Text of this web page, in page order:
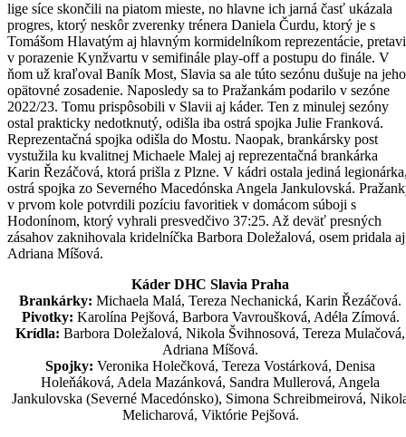
lige síce skončili na piatom mieste, no hlavne ich jarná časť ukázala
progres, ktorý neskôr zverenky trénera Daniela Čurdu, ktorý je s
Tomášom Hlavatým aj hlavným kormidelníkom reprezentácie,
v porazenie Kynžvartu v semifinále play-off a postupu do finále. V
ňom už kraľoval Baník Most, Slavia sa ale túto sezónu dušuje na jeho
opätovné zosadenie. Naposledy sa to Pražankám podarilo v sezóne
2022/23. Tomu prispôsobili v Slavii aj káder. Ten z minulej sezóny
ostal prakticky nedotknutý, odišla iba ostrá spojka Julie Franková.
Reprezentačná spojka odišla do Mostu. Naopak, brankársky post
vystužila ku kvalitnej Michaele Malej aj reprezentačná brankárka
Karin Řezáčová, ktorá prišla z Plzne. V kádri ostala jediná
ostrá spojka zo Severného Macedónska Angela Jankulovská.
v prvom kole potvrdili pozíciu favoritiek v domácom súboji s
Hodonínom, ktorý vyhrali presvedčivo 37:25. Až deväť presných
zásahov zaknihovala kridelníčka Barbora Doležalová, osem pridala aj
Adriana Míšová.
Káder DHC Slavia Praha
Brankárky: Michaela Malá, Tereza Nechanická, Karin Řezáčová.
Pivotky: Karolína Pejšová, Barbora Vavroušková, Adéla Zímová.
Krídla: Barbora Doležalová, Nikola Švihnosová, Tereza Mulačová,
Adriana Míšová.
Spojky: Veronika Holečková, Tereza Vostárková, Denisa
Holeňáková, Adela Mazánková, Sandra Mullerová, Angela
Jankulovska (Severné Macedónsko), Simona Schreibmeirová,
Melicharová, Viktórie Pejšová.